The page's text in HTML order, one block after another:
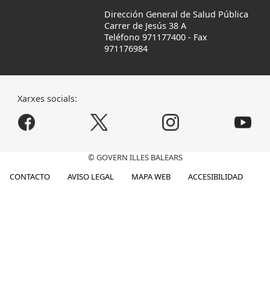
Dirección General de Salud Pública
Carrer de Jesús 38 A
Teléfono 971177400 - Fax
971176984
Xarxes socials:
© GOVERN ILLES BALEARS
CONTACTO
AVISO LEGAL MAPA WEB ACCESIBILIDAD